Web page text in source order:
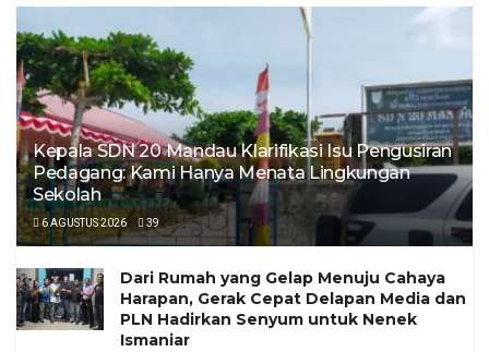
Kepala SDN 20 Mandau Klarifikasi Isu Pengusiran
Pedagang: Kami Hanya Menata Lingkungan
Sekolah
6 AGUSTUS 2026 39
Dari Rumah yang Gelap Menuju Cahaya
Harapan, Gerak Cepat Delapan Media dan
PLN Hadirkan Senyum untuk Nenek
Ismaniar